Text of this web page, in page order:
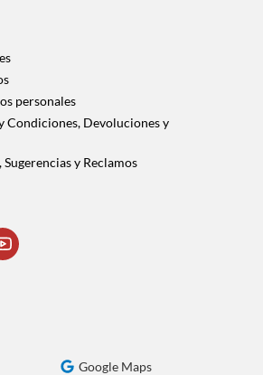
personales
Condiciones, Devoluciones y
y Reclamos
Google Maps